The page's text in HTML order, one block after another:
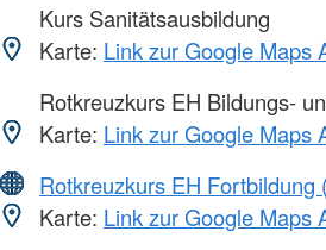
Kurs Sanitätsausbildung
Karte: Link zur Google Maps
Rotkreuzkurs EH Bildungs-
Karte: Link zur Google Maps
Rotkreuzkurs EH Fortbildung
Karte: Link zur Google Maps